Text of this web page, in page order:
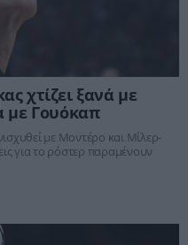
χτίζει ξανά με
με Γουόκαπ
με Μοντέρο και Μίλερ-
για το ρόστερ παραμένουν